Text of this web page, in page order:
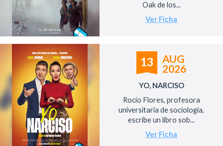
Oak de los...
Ver Ficha
13
AUG
2026
YO, NARCISO
Rocío Flores, profesora
universitaria de sociología,
escribe un libro sob...
Ver Ficha